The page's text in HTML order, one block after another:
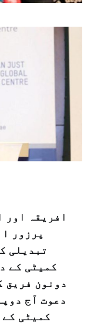
افریقہ اور
پرزور
تبدیلی
کمیٹی کے
دونون فریق
دعوت آج
کمیٹی